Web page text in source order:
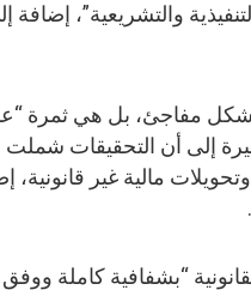
والتشريعية”، إضافة
مفاجئ، بل هي ثمرة
إلى أن التحقيقات شملت
مالية غير قانونية،
“بشفافية كاملة